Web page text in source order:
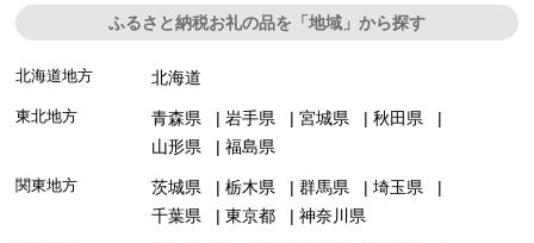
ふるさと納税お礼の品を「地域」から探す
北海道地方 北海道
東北地方 青森県 岩手県 宮城県
秋田県
山形県
福島県
関東地方 茨城県 栃木県 群馬県
埼玉県
千葉県
東京都 神奈川県